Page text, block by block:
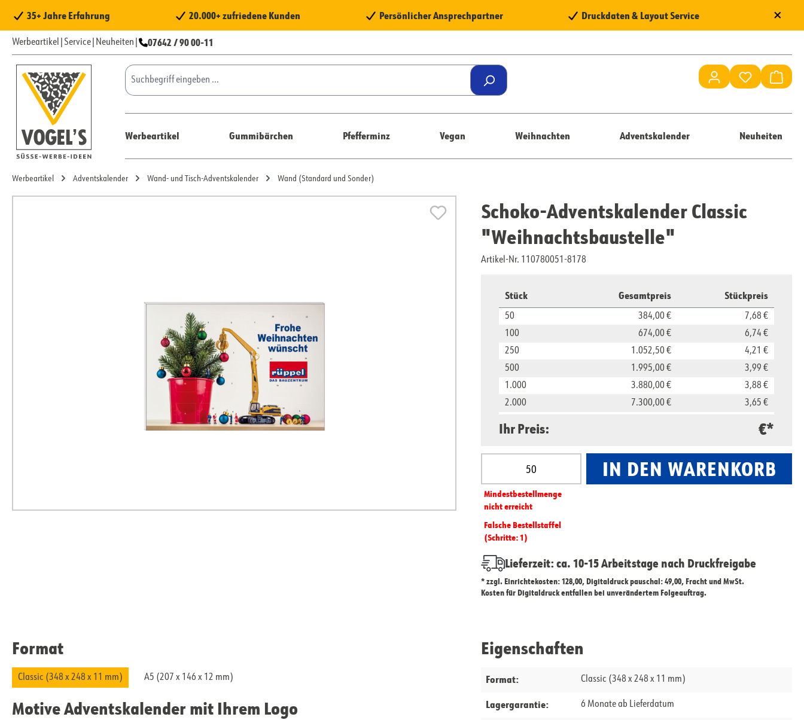
Hauptinhalt springen
Zur Suche springen
Zur Hauptnavigation springen
35+ Jahre Erfahrung 20.000+ zufriedene Kunden Persönlicher Ansprechpartner Druckdaten & Layout Service ×
Werbeartikel Service Neuheiten 07642 / 90 00-11
Du hast 0
Werbeartikel Gummibärchen Pfefferminz Vegan Weihnachten Adventskalender Neuheiten
Werbeartikel Adventskalender Wand- und Tisch-Adventskalender Wand (Standard und Sonder)
Schoko-Adventskalender Classic
"Weihnachtsbaustelle"
Artikel-Nr. 110780051-8178
Stück Gesamtpreis Stückpreis
50 384,00 €
7,68 €
100
674,00 €
6,74 €
250
1.052,50 €
4,21 €
500
1.995,00 €
3,99 €
1.000
3.880,00 €
3,88 €
2.000
7.300,00 €
3,65 €
2,98 €
Ihr Preis: €*
Produkt Anzahl: Gib den gewünschten Wert ein oder
Mindest­­bestell­­menge
nicht erreicht
Falsche Bestellstaffel
(Schritte: 1)
IN DEN WARENKORB
Lieferzeit: ca. 10-15 Arbeitstage nach Druckfreigabe
* zzgl. Einrichtekosten: 128,00, Digitaldruck pauschal: 49,00, Fracht und MwSt.
Kosten für Digitaldruck entfallen bei unverändertem Folgeauftrag.
Format
Classic (348 x 248 x 11 mm) A5 (207 x 146 x 12 mm)
Motive Adventskalender mit Ihrem Logo
Eigenschaften
Format: Classic (348 x 248 x 11 mm)
Lagergarantie: 6 Monate ab Lieferdatum